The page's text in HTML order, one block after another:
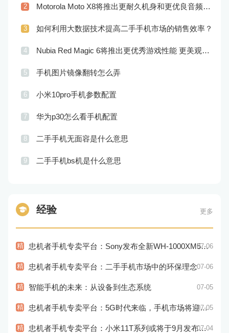
2 Motorola Moto X8将推出更耐久机身和更优良音频效果
3 如何利用大数据技术提高二手手机市场的销售效率？
4 Nubia Red Magic 6将推出更优秀游戏性能 更美观的外观设计
5 手机图片镜像翻转怎么弄
6 小米10pro手机参数配置
7 华为p30怎么看手机配置
8 二手手机无面容是什么意思
9 二手手机bs机是什么意思
经验 更多
精 忠机者手机专卖平台：Sony发布全新WH-1000XM5耳机，搭载更多电池和多项创新功能07-06
精 忠机者手机专卖平台：二手手机市场中的环保理念07-06
精 智能手机的未来：从设备到生态系统 07-05
精 忠机者手机专卖平台：5G时代来临，手机市场将迎来新变革07-05
精 忠机者手机专卖平台：小米11T系列或将于9月发布，其中包括一款Pro版本07-04